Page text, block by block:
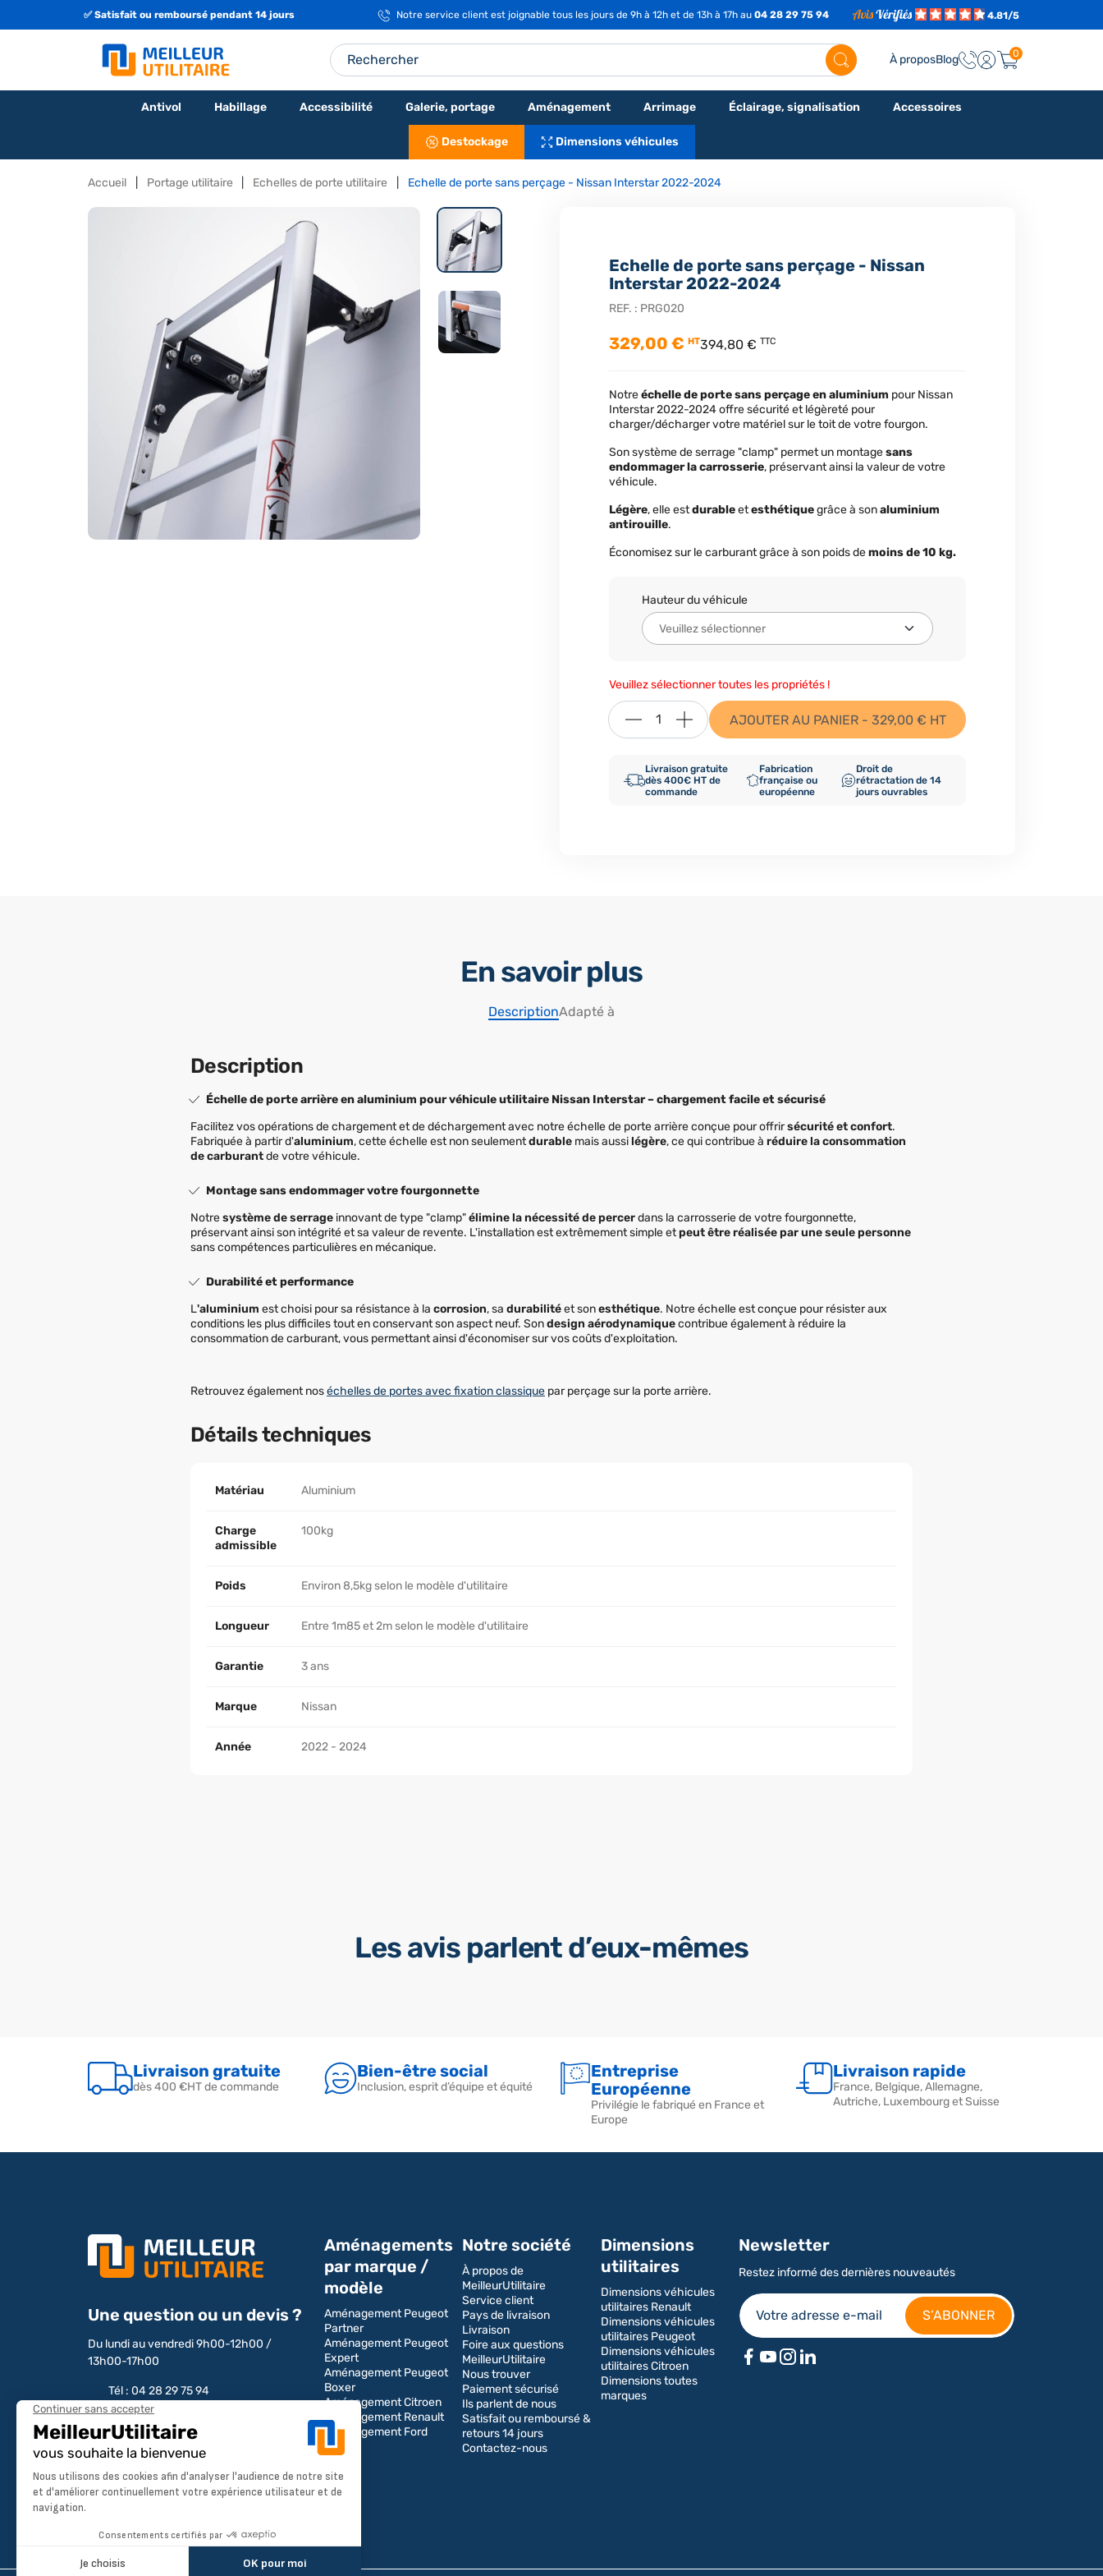
✅ Satisfait ou remboursé pendant 14 jours Notre service client est joignable tous les jours de 9h à 12h et de 13h à 17h au 04 28 29 75 94 4.81/5
À proposBlog 0
Antivol Habillage Accessibilité Galerie, portage Aménagement Arrimage Éclairage, signalisation Accessoires
Destockage Dimensions véhicules
Accueil Portage utilitaire Echelles de porte utilitaire Echelle de porte sans perçage - Nissan Interstar 2022-2024
Echelle de porte sans perçage - Nissan
Interstar 2022-2024
REF. : PRG020
329,00 € HT394,80 € TTC
Notreéchelle de porte sans perçage en aluminium pour Nissan
Interstar 2022-2024 offre sécurité et légèreté pour
charger/décharger votre matériel sur le toit de votre fourgon.
Son système de serrage "clamp" permet un montagesans
endommager la carrosserie, préservant ainsi la valeur de votre
véhicule.
Légère, elle estdurableetesthétiquegrâce à sonaluminium
antirouille.
Économisez sur le carburant grâce à son poids demoins de 10 kg.
Hauteur du véhicule
Veuillez sélectionner toutes les propriétés !
AJOUTER AU PANIER - 329,00 € HT
Livraison gratuite
dès 400€ HT de
commande
Fabrication
française ou
européenne
Droit de
rétractation de 14
jours ouvrables
En savoir plus
DescriptionAdapté à
Description
Échelle de porte arrière en aluminium pour véhicule utilitaire Nissan Interstar – chargement facile et sécurisé
Facilitez vos opérations de chargement et de déchargement avec notre échelle de porte arrière conçue pour offrirsécurité et confort.
Fabriquée à partir d'aluminium, cette échelle est non seulementdurable mais aussilégère, ce qui contribue à réduire la consommation
de carburantde votre véhicule.
Montage sans endommager votre fourgonnette
Notresystème de serrage innovant de type "clamp"élimine la nécessité de percerdans la carrosserie de votre fourgonnette,
préservant ainsi son intégrité et sa valeur de revente. L'installation est extrêmement simple etpeut être réalisée par une seule personne
sans compétences particulières en mécanique.
Durabilité et performance
L'aluminium est choisi pour sa résistance à la corrosion, sa durabilitéet sonesthétique. Notre échelle est conçue pour résister aux
conditions les plus difficiles tout en conservant son aspect neuf. Sondesign aérodynamiquecontribue également à réduire la
consommation de carburant, vous permettant ainsi d'économiser sur vos coûts d'exploitation.
Retrouvez également noséchelles de portes avec fixation classique par perçage sur la porte arrière.
Détails techniques
Matériau Aluminium
Charge
admissible
100kg
Poids Environ 8,5kg selon le modèle d'utilitaire
Longueur Entre 1m85 et 2m selon le modèle d'utilitaire
Garantie 3 ans
Marque Nissan
Année 2022 - 2024
Les avis parlent d’eux-mêmes
Livraison gratuite
dès 400 €HT de commande
Bien-être social
Inclusion, esprit d’équipe et équité
Entreprise
Européenne
Privilégie le fabriqué en France et
Europe
Livraison rapide
France, Belgique, Allemagne,
Autriche, Luxembourg et Suisse
Une question ou un devis ?
Du lundi au vendredi 9h00-12h00 /
13h00-17h00
Tél : 04 28 29 75 94
NOUS CONTACTER
Aménagements
par marque /
modèle
Aménagement Peugeot
Partner
Aménagement Peugeot
Expert
Aménagement Peugeot
Boxer
Aménagement Citroen
Aménagement Renault
Aménagement Ford
Transit
Notre société
À propos de
MeilleurUtilitaire
Service client
Pays de livraison
Livraison
Foire aux questions
MeilleurUtilitaire
Nous trouver
Paiement sécurisé
Ils parlent de nous
Satisfait ou remboursé &
retours 14 jours
Contactez-nous
Dimensions
utilitaires
Dimensions véhicules
utilitaires Renault
Dimensions véhicules
utilitaires Peugeot
Dimensions véhicules
utilitaires Citroen
Dimensions toutes
marques
Newsletter
Restez informé des dernières nouveautés